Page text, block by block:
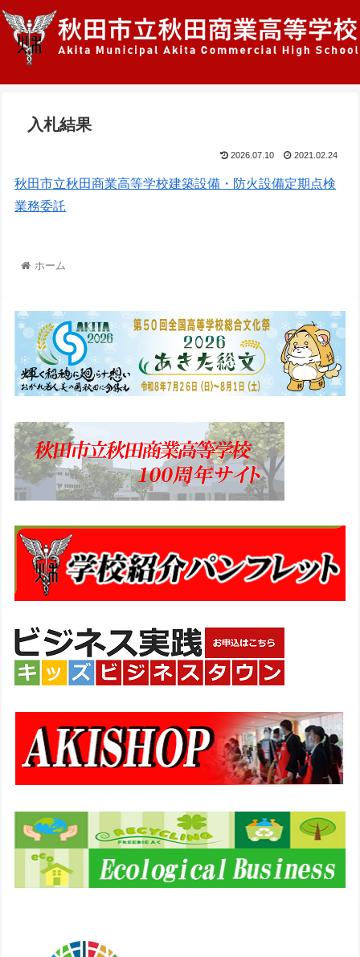
入札結果
2026.07.10 2021.02.24
秋田市立秋田商業高等学校建築設備・防火設備定期点検
業務委託
ホーム